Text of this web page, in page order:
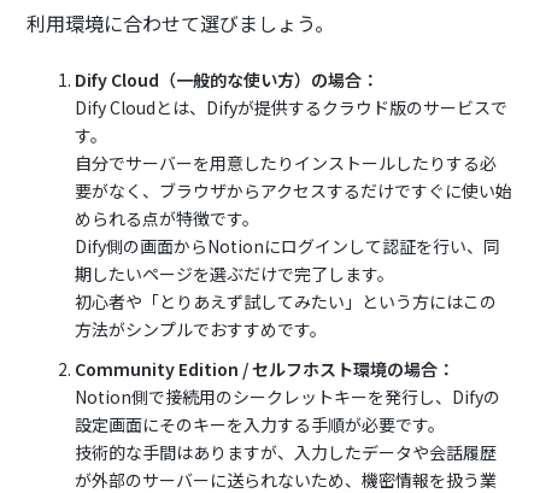
利用環境に合わせて選びましょう。
Dify Cloud（一般的な使い方）の場合：
Dify Cloudとは、Difyが提供するクラウド版のサービスで
す。
自分でサーバーを用意したりインストールしたりする必
要がなく、ブラウザからアクセスするだけですぐに使い始
められる点が特徴です。
Dify側の画面からNotionにログインして認証を行い、同
期したいページを選ぶだけで完了します。
初心者や「とりあえず試してみたい」という方にはこの
方法がシンプルでおすすめです。
Community Edition / セルフホスト環境の場合：
Notion側で接続用のシークレットキーを発行し、Difyの
設定画面にそのキーを入力する手順が必要です。
技術的な手間はありますが、入力したデータや会話履歴
が外部のサーバーに送られないため、機密情報を扱う業